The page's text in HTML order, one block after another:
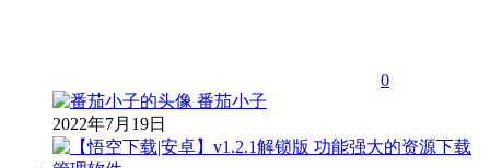
0
番茄小子
2022年7月19日